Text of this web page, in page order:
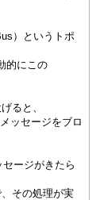
）というトポ
的にこの
ると、
ッセージをブロ
ージがきたら
その処理が実